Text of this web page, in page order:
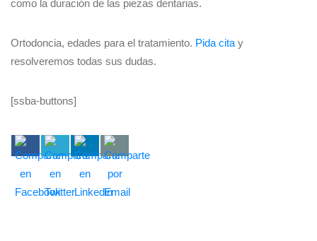
como la duración de las piezas dentarias.
Ortodoncia, edades para el tratamiento. Pida cita y
resolveremos todas sus dudas.
[ssba-buttons]